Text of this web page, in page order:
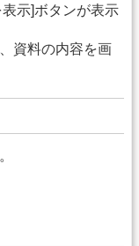
示]ボタンが表示
資料の内容を画